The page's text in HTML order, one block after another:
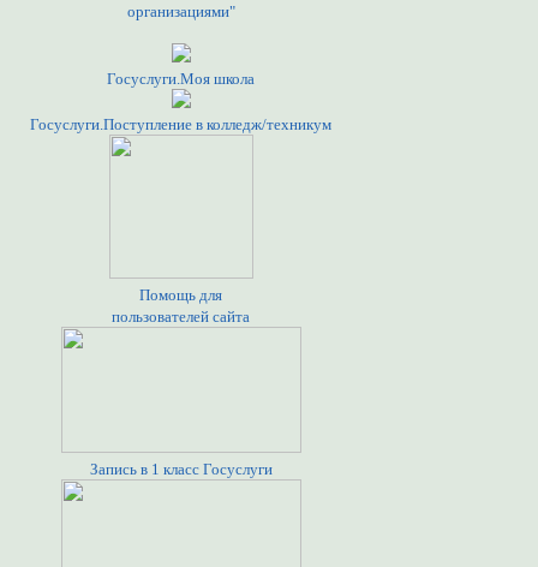
организациями"
Госуслуги.Моя школа
Госуслуги.Поступление в колледж/техникум
Помощь для
пользователей сайта
Запись в 1 класс Госуслуги